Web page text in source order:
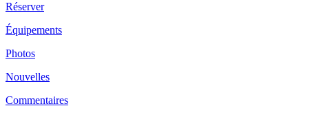
Réserver
Équipements
Photos
Nouvelles
Commentaires